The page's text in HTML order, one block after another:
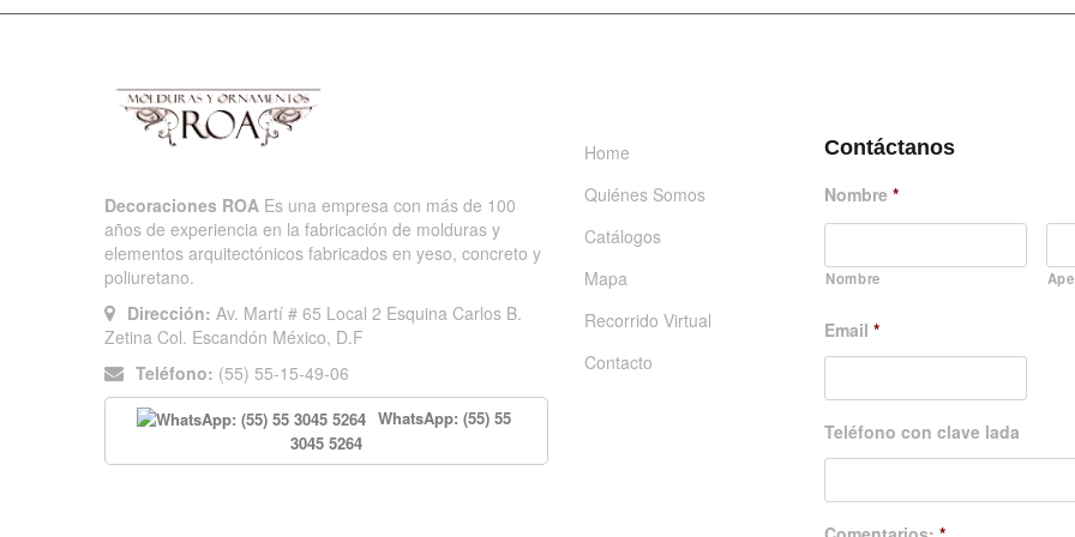
Decoraciones ROA Es una empresa con más de 100
años de experiencia en la fabricación de molduras y
elementos arquitectónicos fabricados en yeso, concreto y
poliuretano.
Dirección: Av. Martí # 65 Local 2 Esquina Carlos B.
Zetina Col. Escandón México, D.F
Teléfono: (55) 55-15-49-06
WhatsApp: (55) 55
3045 5264
Home
Quiénes Somos
Catálogos
Mapa
Recorrido Virtual
Contacto
Contáctanos
Nombre *
Nombre
Email *
Teléfono con clave lada